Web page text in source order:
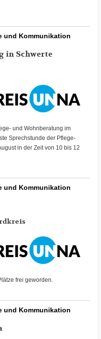
und Kommunikation
in Schwerte
und Wohnberatung im
Sprechstunde der Pflege-
in der Zeit von 10 bis 12
und Kommunikation
frei geworden.
und Kommunikation